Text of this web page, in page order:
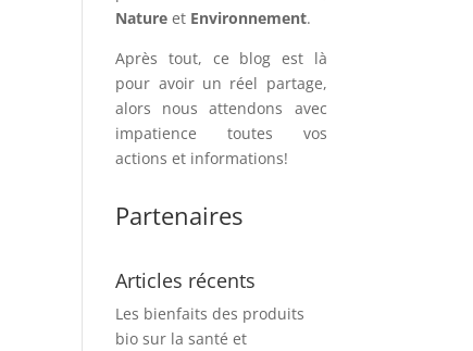
Nature et Environnement.
Après tout, ce blog est là
pour avoir un réel partage,
alors nous attendons avec
impatience toutes vos
actions et informations!
Partenaires
Articles récents
Les bienfaits des produits
bio sur la santé et